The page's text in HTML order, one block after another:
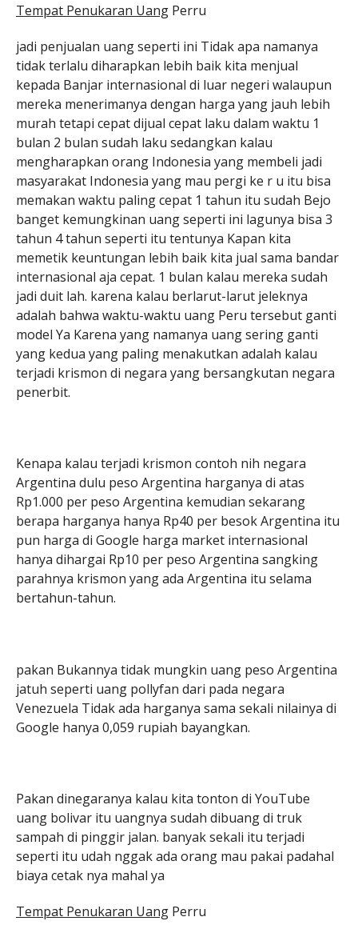
Tempat Penukaran Uang Perru
jadi penjualan uang seperti ini Tidak apa namanya
tidak terlalu diharapkan lebih baik kita menjual
kepada Banjar internasional di luar negeri walaupun
mereka menerimanya dengan harga yang jauh lebih
murah tetapi cepat dijual cepat laku dalam waktu 1
bulan 2 bulan sudah laku sedangkan kalau
mengharapkan orang Indonesia yang membeli jadi
masyarakat Indonesia yang mau pergi ke r u itu bisa
memakan waktu paling cepat 1 tahun itu sudah Bejo
banget kemungkinan uang seperti ini lagunya bisa 3
tahun 4 tahun seperti itu tentunya Kapan kita
memetik keuntungan lebih baik kita jual sama bandar
internasional aja cepat. 1 bulan kalau mereka sudah
jadi duit lah. karena kalau berlarut-larut jeleknya
adalah bahwa waktu-waktu uang Peru tersebut ganti
model Ya Karena yang namanya uang sering ganti
yang kedua yang paling menakutkan adalah kalau
terjadi krismon di negara yang bersangkutan negara
penerbit.
Kenapa kalau terjadi krismon contoh nih negara
Argentina dulu peso Argentina harganya di atas
Rp1.000 per peso Argentina kemudian sekarang
berapa harganya hanya Rp40 per besok Argentina itu
pun harga di Google harga market internasional
hanya dihargai Rp10 per peso Argentina sangking
parahnya krismon yang ada Argentina itu selama
bertahun-tahun.
pakan Bukannya tidak mungkin uang peso Argentina
jatuh seperti uang pollyfan dari pada negara
Venezuela Tidak ada harganya sama sekali nilainya di
Google hanya 0,059 rupiah bayangkan.
Pakan dinegaranya kalau kita tonton di YouTube
uang bolivar itu uangnya sudah dibuang di truk
sampah di pinggir jalan. banyak sekali itu terjadi
seperti itu udah nggak ada orang mau pakai padahal
biaya cetak nya mahal ya
Tempat Penukaran Uang Perru